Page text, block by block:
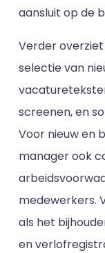
aansluit op de
Verder
selectie van
screenen, en
Voor nieuw en
manager ook
medewerkers.
als het
en